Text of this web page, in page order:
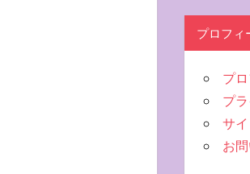
プロフィ
プ
プ
サ
お